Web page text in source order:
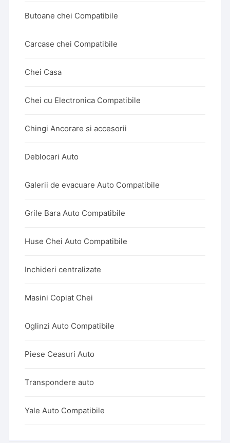
Butoane chei Compatibile
Carcase chei Compatibile
Chei Casa
Chei cu Electronica Compatibile
Chingi Ancorare si accesorii
Deblocari Auto
Galerii de evacuare Auto Compatibile
Grile Bara Auto Compatibile
Huse Chei Auto Compatibile
Inchideri centralizate
Masini Copiat Chei
Oglinzi Auto Compatibile
Piese Ceasuri Auto
Transpondere auto
Yale Auto Compatibile